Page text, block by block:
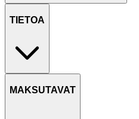
TIETOA
MAKSUTAVAT